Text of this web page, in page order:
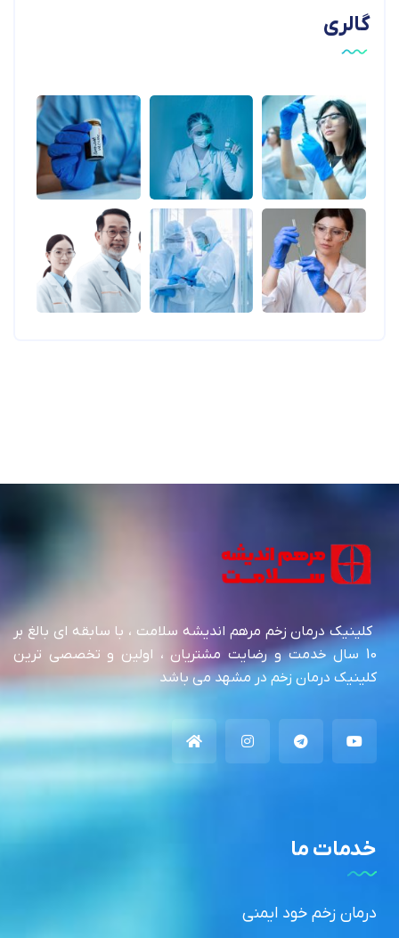
گالری
کلینیک درمان زخم مرهم اندیشه سلامت ، با سابقه ای بالغ بر
10 سال خدمت و رضایت مشتریان ، اولین و تخصصی ترین
کلینیک درمان زخم در مشهد می باشد
خدمات ما
درمان زخم خود ایمنی